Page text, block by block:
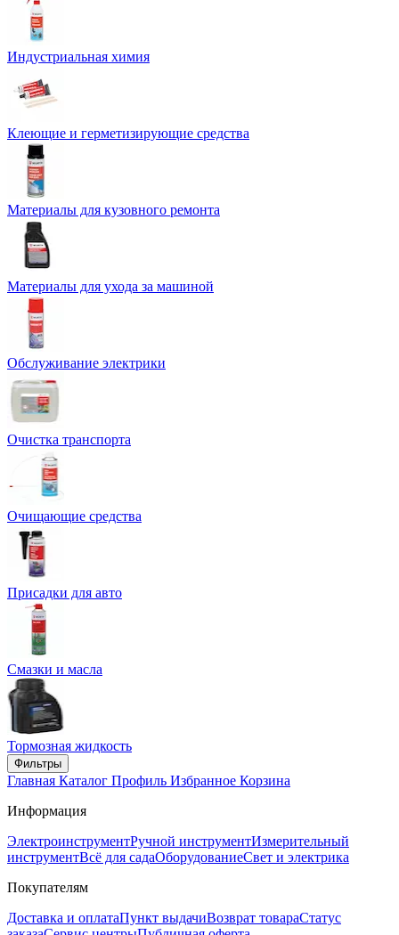
Индустриальная химия
Клеющие и герметизирующие средства
Материалы для кузовного ремонта
Материалы для ухода за машиной
Обслуживание электрики
Очистка транспорта
Очищающие средства
Присадки для авто
Смазки и масла
Тормозная жидкость
Фильтры
Главная Каталог Профиль Избранное Корзина
Информация
ЭлектроинструментРучной инструментИзмерительный
инструментВсё для садаОборудованиеСвет и электрика
Покупателям
Доставка и оплатаПункт выдачиВозврат товараСтатус